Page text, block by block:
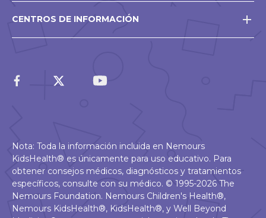
CENTROS DE INFORMACIÓN
Nota: Toda la información incluida en Nemours
KidsHealth® es únicamente para uso educativo. Para
obtener consejos médicos, diagnósticos y tratamientos
específicos, consulte con su médico. © 1995-2026 The
Nemours Foundation. Nemours Children's Health®,
Nemours KidsHealth®, KidsHealth®, y Well Beyond